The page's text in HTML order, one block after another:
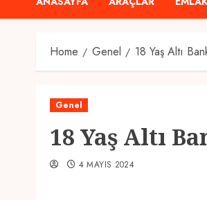
Home Genel 18 Yaş Altı
Genel
18 Yaş Altı
4 MAYIS 2024